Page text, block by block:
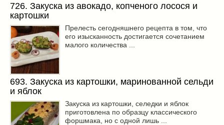
726. Закуска из авокадо, копченого лосося и
картошки
Прелесть сегодняшнего рецепта в том, что
его изысканность достигается сочетанием
малого количества ...
693. Закуска из картошки, маринованной сельди
и яблок
Закуска из картошки, селедки и яблок
приготовлена по образцу классического
форшмака, но с одной лишь ...